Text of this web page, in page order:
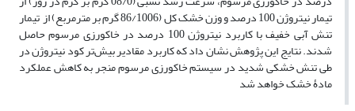
تیمار نیتروژن 100 درصد و وزن خشک کل (86/1006 گرم بر مترمربع) از تیمار
تنش آبی خفیف با کاربرد نیتروژن 100 درصد در خاک­ورزی مرسوم حاصل
شدند. نتایج این پژوهش نشان داد که کاربرد مقادیر بیش‌تر کود نیتروژن در
طی تنش خشکی شدید در سیستم خاک­ورزی مرسوم منجر به کاهش عملکرد
مادۀ خشک خواهد شد